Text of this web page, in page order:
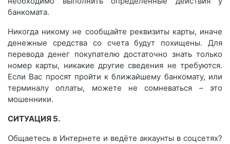
банкомата.
Никогда никому не сообщайте реквизиты карты, иначе
денежные средства со счета будут похищены. Для
перевода денег покупателю достаточно знать только
номер карты, никакие другие сведения не требуются.
Если Вас просят пройти к ближайшему банкомату, или
терминалу оплаты, можете не сомневаться – это
мошенники.
СИТУАЦИЯ 5.
Общаетесь в Интернете и ведёте аккаунты в соцсетях?